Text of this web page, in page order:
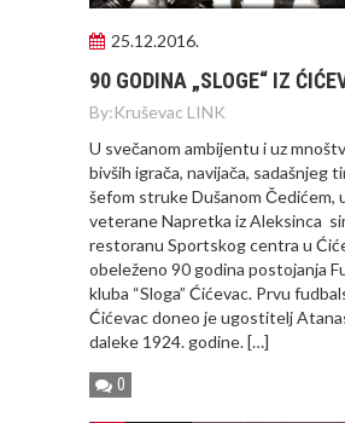
25.12.2016.
90 GODINA „SLOGE“ IZ
By:Kruševac LINK
U svečanom ambijentu i uz
bivših igrača, navijača, sadašnjeg
šefom struke Dušanom Čedićem,
veterane Napretka iz Aleksinca
restoranu Sportskog centra u
obeleženo 90 godina postojanja
kluba “Sloga” Ćićevac. Prvu
Ćićevac doneo je ugostitelj
daleke 1924. godine. […]
0